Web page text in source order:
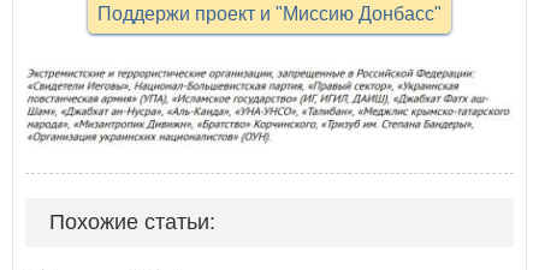
Поддержи проект и "Миссию Донбасс"
Похожие статьи: